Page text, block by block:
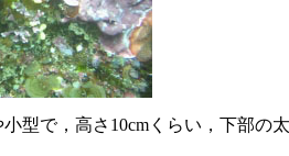
型で，高さ10cmくらい，下部の